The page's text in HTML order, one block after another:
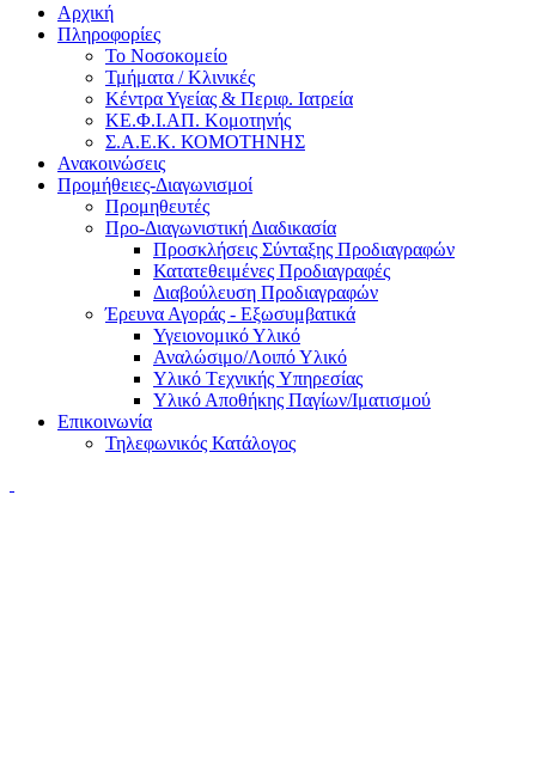
Αρχική
Πληροφορίες
Το Νοσοκομείο
Τμήματα / Κλινικές
Κέντρα Υγείας & Περιφ. Ιατρεία
ΚΕ.Φ.Ι.ΑΠ. Κομοτηνής
Σ.Α.Ε.Κ. ΚΟΜΟΤΗΝΗΣ
Ανακοινώσεις
Προμήθειες-Διαγωνισμοί
Προμηθευτές
Προ-Διαγωνιστική Διαδικασία
Προσκλήσεις Σύνταξης Προδιαγραφών
Κατατεθειμένες Προδιαγραφές
Διαβούλευση Προδιαγραφών
Έρευνα Αγοράς - Εξωσυμβατικά
Υγειονομικό Υλικό
Αναλώσιμο/Λοιπό Υλικό
Υλικό Tεχνικής Yπηρεσίας
Υλικό Αποθήκης Παγίων/Ιματισμού
Επικοινωνία
Τηλεφωνικός Κατάλογος